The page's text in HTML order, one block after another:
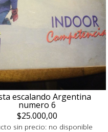
escalando Argentina
numero 6
$25.000,00
sin precio: no disponible